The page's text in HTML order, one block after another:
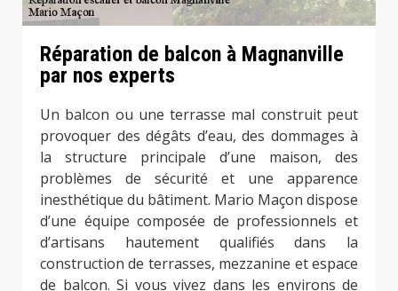
Réparation de balcon à Magnanville
par nos experts
Un balcon ou une terrasse mal construit peut
provoquer des dégâts d’eau, des dommages à
la structure principale d’une maison, des
problèmes de sécurité et une apparence
inesthétique du bâtiment. Mario Maçon dispose
d’une équipe composée de professionnels et
d’artisans hautement qualifiés dans la
construction de terrasses, mezzanine et espace
de balcon. Si vous vivez dans les environs de